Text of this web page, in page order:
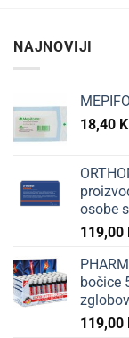
NAJNOVIJI
18,40
osobe
119,00
bočice
119,00